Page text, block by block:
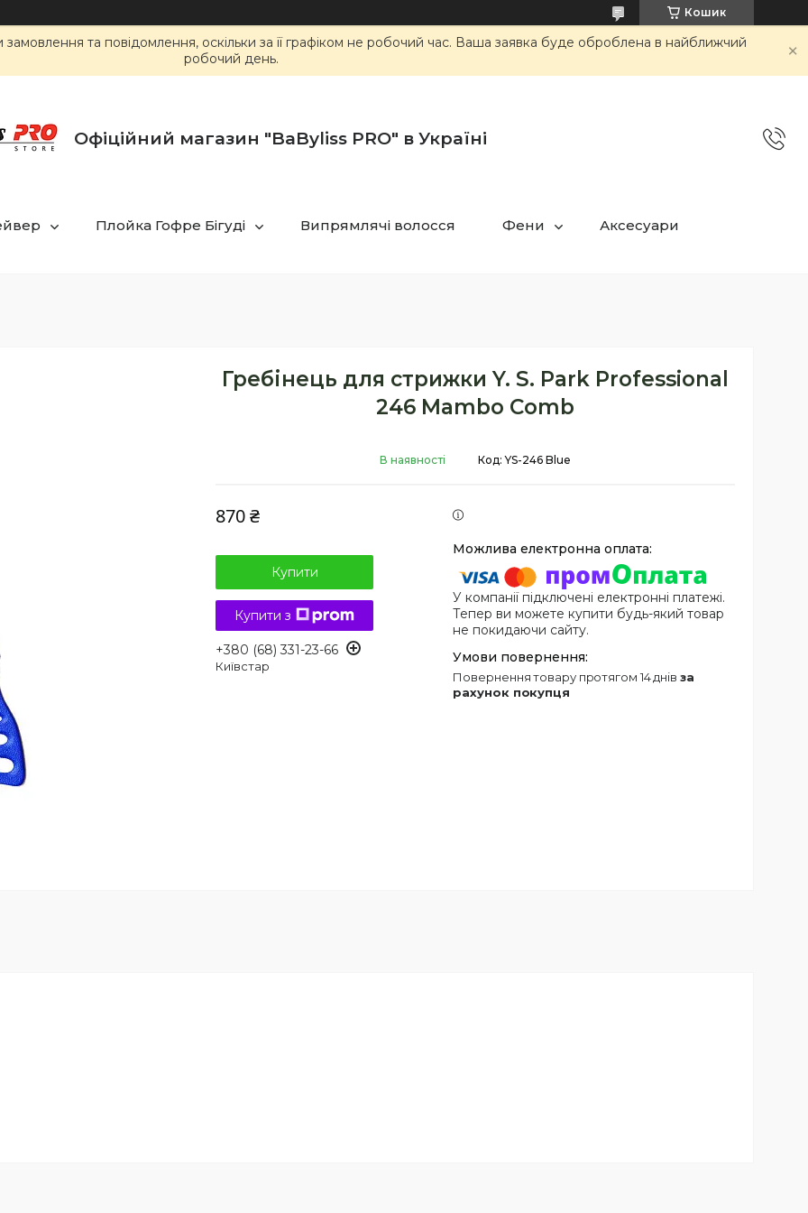
Кошик
та повідомлення, оскільки за її графіком не робочий час. Ваша заявка буде оброблена в найближчий
робочий день.
Офіційний магазин "BaByliss PRO" в Україні
Плойка Гофре Бігуді Випрямлячі волосся Фени Аксесуари
Гребінець для стрижки Y. S. Park Professional
246 Mambo Comb
В наявності Код:YS-246 Blue
870 ₴
Купити
Купити з
+380 (68) 331-23-66
Київстар
У компанії підключені електронні платежі.
Тепер ви можете купити будь-який товар
не покидаючи сайту.
повернення товару протягом 14 днів за
рахунок покупця